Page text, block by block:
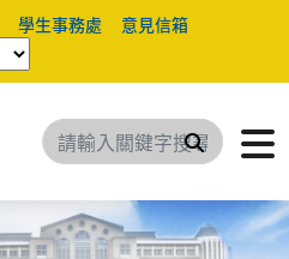
學生事務處
意見信箱
搜尋